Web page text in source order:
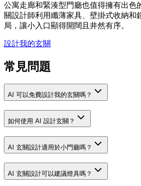
公寓走廊和緊湊型門廳也值得擁有出色
關設計師利用纖薄家具、壁掛式收納和
局，讓小入口顯得開闊且井然有序。
設計我的玄關
常見問題
AI 可以免費設計我的玄關嗎？
如何使用 AI 設計玄關？
AI 玄關設計適用於小門廳嗎？
AI 玄關設計可以建議燈具嗎？